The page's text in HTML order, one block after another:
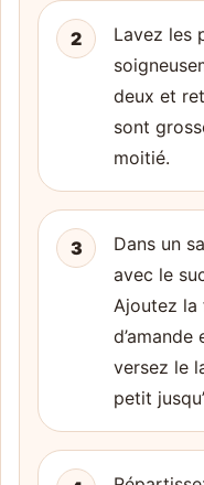
2
Lavez les
deux et
sont
moitié.
3
Dans un
avec le
Ajoutez la
versez le
petit